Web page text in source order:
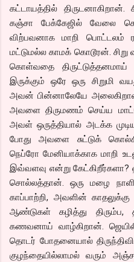
கட்டாயத்தில்
கஞ்சா பேக்கேஜில் வேலை
விற்பவனாக மாறி பொட்டலம்
மட்டுமல்ல காமக் கொடூரன். சிறு
கொள்வதை திருட்டுத்தனமாய்
இருக்கும் ஒரே ஒரு சிறுமி
அவன் பின்னாலேயே
அவளை திருமணம் செய்ய
அவள் ஒருத்தியால் அடக்க
போது அவளை சுட்டுக்
நெப்ரோ மேனியாக்காக மாறி
இவ்வளவு என்று
சொல்லத்தான். ஒரு மழை
காப்பாற்றி, அவளின்
ஆண்டுகள் கழித்து திரும்ப,
கணவனாய் வாழ்கிறான்.
தொடர் போதனையால்
குழந்தையில்லாமல் வரும்